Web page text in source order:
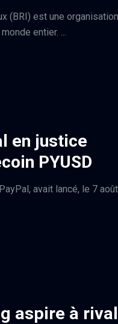
(BRI) est une
entier. ...
en justice
PYUSD
avait lancé, le 7
aspire à